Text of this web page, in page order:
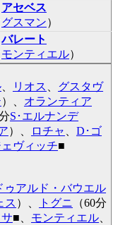
アセベス
グスマン）
バレート
モンティエル）
、 リオス
グスタヴ
）、 オランティア
S･エルナンデ
）、 ロチャ
D･ゴ
ヴィッチ■
ゥアルド・バウエル
ス ）、 トグニ （60分
■ モンティエル、